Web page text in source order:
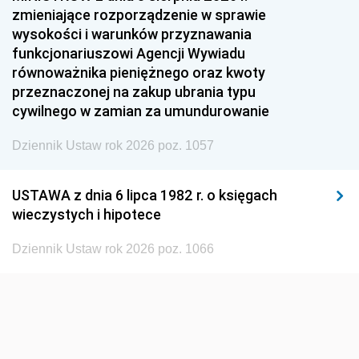
1951 1950
1948 1947
1945 1944 1939
1938 1937 1936
1935 1934
1929 1928 1927
zmieniające rozporządzenie w sprawie
wysokości i warunków przyznawania
funkcjonariuszowi Agencji Wywiadu
równoważnika pieniężnego oraz kwoty
przeznaczonej na zakup ubrania typu
cywilnego w zamian za umundurowanie
Dziennik Ustaw rok 2026 poz. 1057
USTAWA z dnia 6 lipca 1982 r. o księgach
wieczystych i hipotece
Dziennik Ustaw rok 2026 poz. 1066